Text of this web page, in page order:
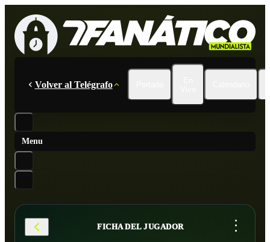
Volver al Telégrafo
Menu
FICHA DEL JUGADOR ...